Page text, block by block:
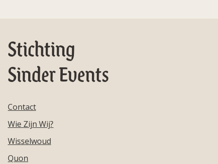
Stichting
Sinder Events
Contact
Wie Zijn Wij?
Wisselwoud
Quon